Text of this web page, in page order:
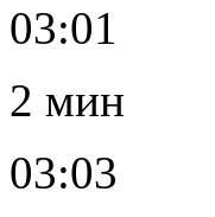
03:01
2 мин
03:03